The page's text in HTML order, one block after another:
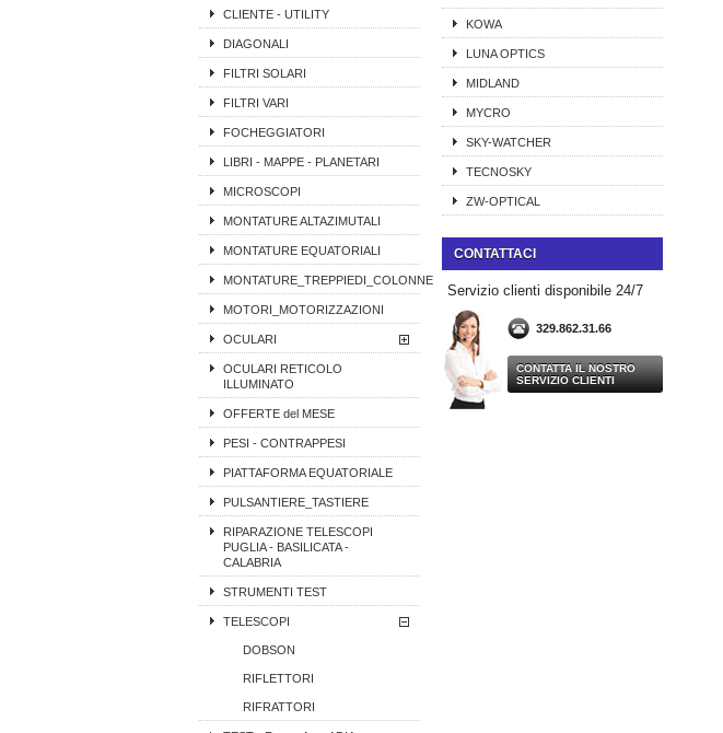
CLIENTE - UTILITY
DIAGONALI
FILTRI SOLARI
FILTRI VARI
FOCHEGGIATORI
LIBRI - MAPPE - PLANETARI
MICROSCOPI
MONTATURE ALTAZIMUTALI
MONTATURE EQUATORIALI
MONTATURE_TREPPIEDI_COLONNE
MOTORI_MOTORIZZAZIONI
OCULARI
OCULARI RETICOLO
ILLUMINATO
OFFERTE del MESE
PESI - CONTRAPPESI
PIATTAFORMA EQUATORIALE
PULSANTIERE_TASTIERE
RIPARAZIONE TELESCOPI
PUGLIA - BASILICATA -
CALABRIA
STRUMENTI TEST
TELESCOPI
DOBSON
RIFLETTORI
RIFRATTORI
KOWA
LUNA OPTICS
MIDLAND
MYCRO
SKY-WATCHER
TECNOSKY
ZW-OPTICAL
CONTATTACI
Servizio clienti disponibile 24/7
329.862.31.66
CONTATTA IL NOSTRO
SERVIZIO CLIENTI